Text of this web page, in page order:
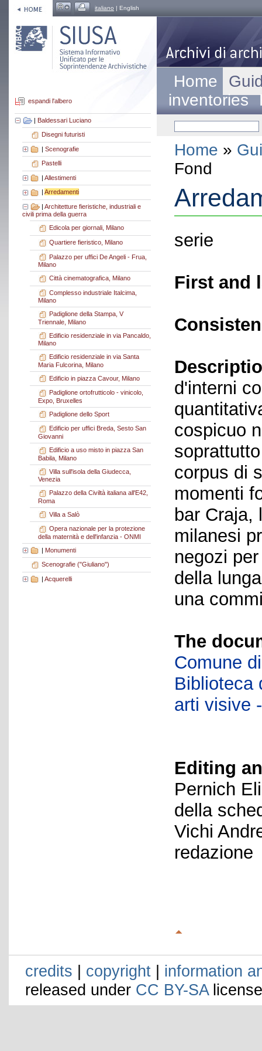
italiano | English
espandi l'albero
| Baldessari Luciano
Disegni futuristi
| Scenografie
Pastelli
| Allestimenti
Arredamenti
| Architetture fieristiche, industriali e
civili prima della guerra
Edicola per giornali, Milano
Quartiere fieristico, Milano
Palazzo per uffici De Angeli - Frua,
Milano
Città cinematografica, Milano
Complesso industriale Italcima,
Milano
Padiglione della Stampa, V
Triennale, Milano
Edificio residenziale in via Pancaldo,
Milano
Edificio residenziale in via Santa
Maria Fulcorina, Milano
Edificio in piazza Cavour, Milano
Padiglione ortofrutticolo - vinicolo,
Expo, Bruxelles
Padiglione dello Sport
Edificio per uffici Breda, Sesto San
Giovanni
Edificio a uso misto in piazza San
Babila, Milano
Villa sull'isola della Giudecca,
Venezia
Palazzo della Civiltà italiana all'E42,
Roma
Villa a Salò
Opera nazionale per la protezione
della maternità e dell'infanzia - ONMI
| Monumenti
Scenografie ("Giuliano")
| Acquerelli
Home
inventories
Home »
Fond
serie
First and
d'interni
cospicuo
corpus di
momenti
bar Craja,
milanesi
negozi
della
una
The
Comune
Biblioteca
arti visive
Editing
Pernich
della
Vichi
redazione
credits | copyright | information
released under CC BY-SA